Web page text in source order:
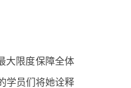
大限度保障全体
学员们将她诠释